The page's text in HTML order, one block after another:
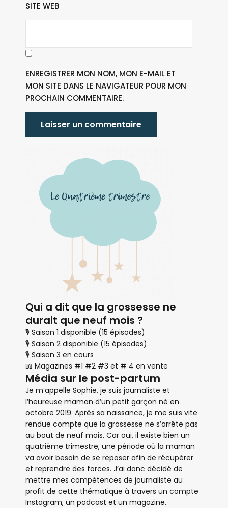
SITE WEB
ENREGISTRER MON NOM, MON E-MAIL ET
MON SITE DANS LE NAVIGATEUR POUR MON
PROCHAIN COMMENTAIRE.
Qui a dit que la grossesse ne
durait que neuf mois ?
🎙 Saison 1 disponible (15 épisodes)
🎙 Saison 2 disponible (15 épisodes)
🎙 Saison 3 en cours
📖 Magazines #1 #2 #3 et # 4 en vente
Média sur le post-partum
Je m’appelle Sophie, je suis journaliste et
l’heureuse maman d’un petit garçon né en
octobre 2019. Après sa naissance, je me suis vite
rendue compte que la grossesse ne s’arrête pas
au bout de neuf mois. Car oui, il existe bien un
quatrième trimestre, une période où la maman
va avoir besoin de se reposer afin de récupérer
et reprendre des forces. J’ai donc décidé de
mettre mes compétences de journaliste au
profit de cette thématique à travers un compte
Instagram, un podcast et un magazine.